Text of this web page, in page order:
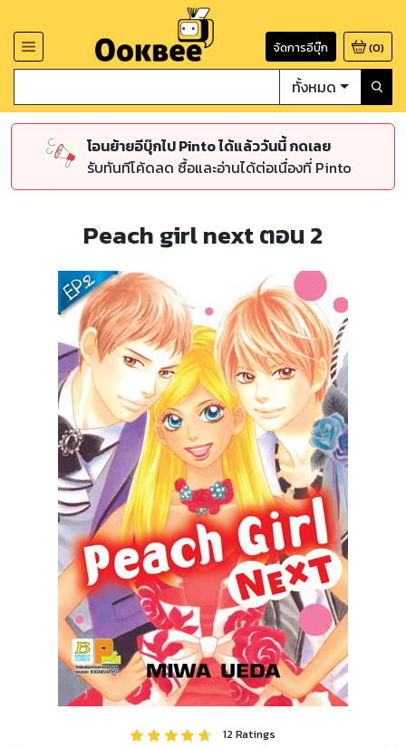
จัดการอีบุ๊ก (0)
ทั้งหมด
โอนย้ายอีบุ๊กไป Pinto ได้แล้ววันนี้ กดเลย
รับทันทีโค้ดลด ซื้อและอ่านได้ต่อเนื่องที่ Pinto
Peach girl next ตอน 2
12Ratings